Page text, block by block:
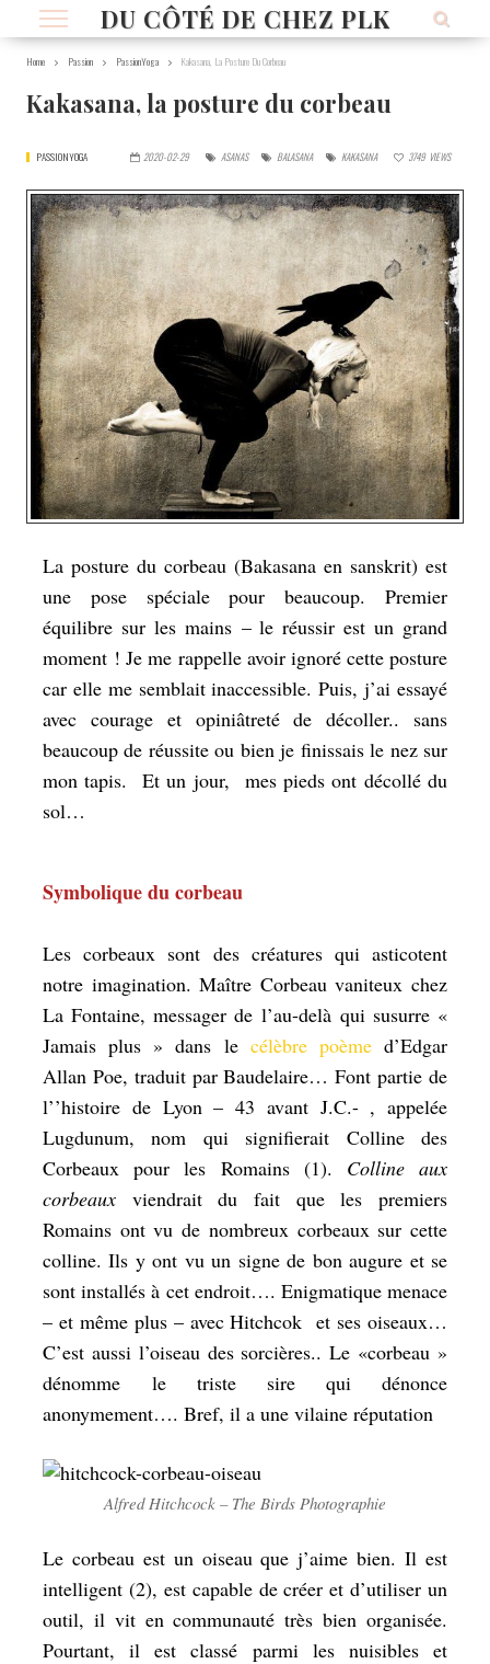
DU CÔTÉ DE CHEZ PLK
Home Passion PassionYoga Kakasana, La Posture Du Corbeau
Kakasana, la posture du corbeau
PASSIONYOGA 2020-02-29 ASANAS BALASANA KAKASANA 3749 VIEWS
La posture du corbeau (Bakasana en sanskrit) est
une pose spéciale pour beaucoup. Premier
équilibre sur les mains – le réussir est un grand
moment ! Je me rappelle avoir ignoré cette posture
car elle me semblait inaccessible. Puis, j’ai essayé
avec courage et opiniâtreté de décoller.. sans
beaucoup de réussite ou bien je finissais le nez sur
mon tapis. Et un jour, mes pieds ont décollé du
sol…
Symbolique du corbeau
Les corbeaux sont des créatures qui asticotent
notre imagination. Maître Corbeau vaniteux chez
La Fontaine, messager de l’au-delà qui susurre «
Jamais plus » dans le célèbre poèmed’Edgar
Allan Poe, traduit par Baudelaire… Font partie de
l’’histoire de Lyon – 43 avant J.C.- , appelée
Lugdunum, nom qui signifierait Colline des
Corbeaux pour les Romains (1). Colline aux
corbeaux viendrait du fait que les premiers
Romains ont vu de nombreux corbeaux sur cette
colline. Ils y ont vu un signe de bon augure et se
sont installés à cet endroit…. Enigmatique menace
– et même plus – avec Hitchcok et ses oiseaux…
C’est aussi l’oiseau des sorcières.. Le «corbeau »
dénomme le triste sire qui dénonce
anonymement…. Bref, il a une vilaine réputation
Alfred Hitchcock – The Birds Photographie
Le corbeau est un oiseau que j’aime bien. Il est
intelligent (2), est capable de créer et d’utiliser un
outil, il vit en communauté très bien organisée.
Pourtant, il est classé parmi les nuisibles et